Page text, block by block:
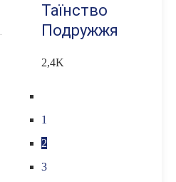
Таїнство
Подружжя
2,4K
1
2
3